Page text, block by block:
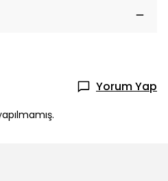
Yorum Yap